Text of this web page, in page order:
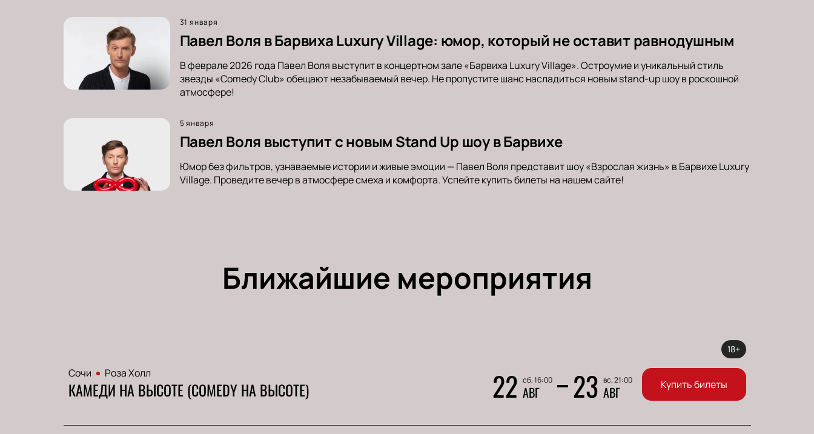
31 января
Павел Воля в Барвиха Luxury Village: юмор, который не оставит равнодушным
В феврале 2026 года Павел Воля выступит в концертном зале «Барвиха Luxury Village». Остроумие и уникальный стиль
звезды «Comedy Club» обещают незабываемый вечер. Не пропустите шанс насладиться новым stand-up шоу в роскошной
атмосфере!
5 января
Павел Воля выступит с новым Stand Up шоу в Барвихе
Юмор без фильтров, узнаваемые истории и живые эмоции — Павел Воля представит шоу «Взрослая жизнь» в Барвихе Luxury
Village. Проведите вечер в атмосфере смеха и комфорта. Успейте купить билеты на нашем сайте!
Ближайшие мероприятия
Сочи Роза Холл
КАМЕДИ НА ВЫСОТЕ (COMEDY НА ВЫСОТЕ) 22 сб, 16:00
АВГ 23 вс, 21:00
АВГ
18+
Купить билеты